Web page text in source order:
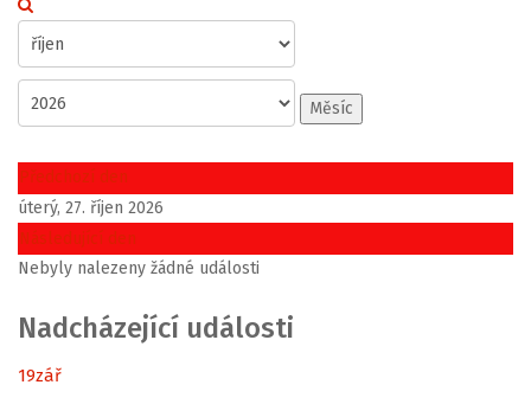
Měsíc
Předchozí den
úterý, 27. říjen 2026
Následující den
Nebyly nalezeny žádné události
Nadcházející události
19zář